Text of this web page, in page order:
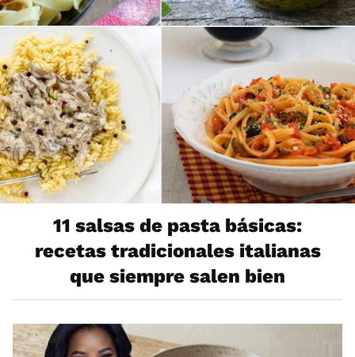
11 salsas de pasta básicas:
recetas tradicionales italianas
que siempre salen bien